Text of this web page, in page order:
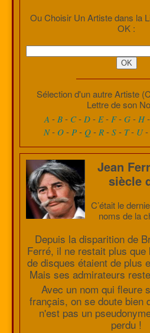
Ou Choisir Un Artiste dans la
OK :
Sélection d'un autre Artiste
Lettre de son
A - B - C- D - E- F-G - H-
N- O - P - Q - R -S - T- U-
Jean
siècle
C’était le
noms de la
Depuis la disparition de
Ferré, il ne restait plus
de disques étaient de plus
Mais ses admirateurs
Avec un nom qui fleure
français, on se doute bien
n'est pas un
perdu !